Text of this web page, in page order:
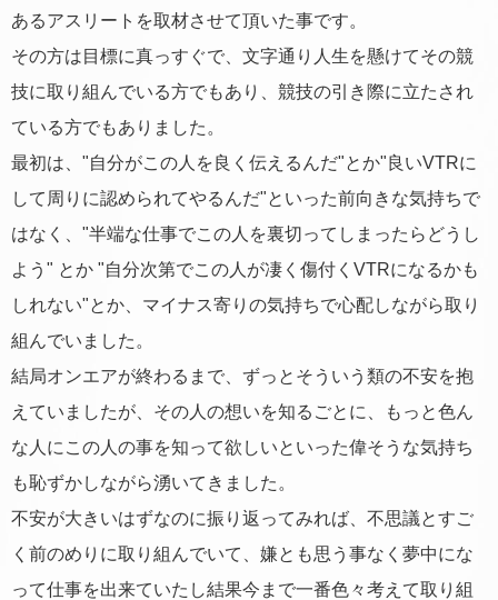
あるアスリートを取材させて頂いた事です。
その方は目標に真っすぐで、文字通り人生を懸けてその競
技に取り組んでいる方でもあり、競技の引き際に立たされ
ている方でもありました。
最初は、"自分がこの人を良く伝えるんだ"とか"良いVTRに
して周りに認められてやるんだ"といった前向きな気持ちで
はなく、"半端な仕事でこの人を裏切ってしまったらどうし
よう" とか "自分次第でこの人が凄く傷付くVTRになるかも
しれない"とか、マイナス寄りの気持ちで心配しながら取り
組んでいました。
結局オンエアが終わるまで、ずっとそういう類の不安を抱
えていましたが、その人の想いを知るごとに、もっと色ん
な人にこの人の事を知って欲しいといった偉そうな気持ち
も恥ずかしながら湧いてきました。
不安が大きいはずなのに振り返ってみれば、不思議とすご
く前のめりに取り組んでいて、嫌とも思う事なく夢中にな
って仕事を出来ていたし結果今まで一番色々考えて取り組